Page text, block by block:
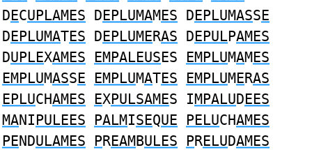
DECUPLAMES DEPLUMAMES DEPLUMASSE
DEPLUMATES DEPLUMERAS DEPULPAMES
DUPLEXAMES EMPALEUSES EMPLUMAMES
EMPLUMASSE EMPLUMATES EMPLUMERAS
EPLUCHAMES EXPULSAMES IMPALUDEES
MANIPULEES PALMISEQUE PELUCHAMES
PENDULAMES PREAMBULES PRELUDAMES